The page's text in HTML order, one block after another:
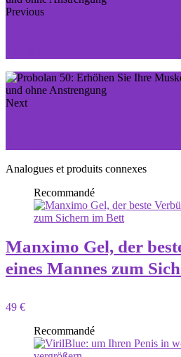
Previous
Next
Analogues et produits connexes
Recommandé
Manximo Gel, der
eines Mannes zum
49 €
Recommandé